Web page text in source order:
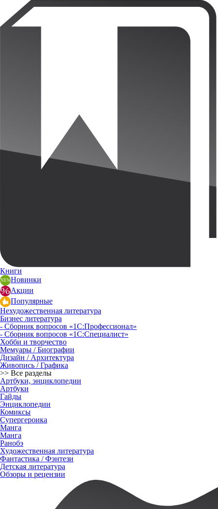
Книги
Новинки
Акции
Популярные
Нехудожественная литература
Бизнес литература
- Сборник вопросов «1С:Профессионал»
- Сборник вопросов «1С:Специалист»
Хобби и творчество
Мемуары / Биографии
Дизайн / Архитектура
Живопись / Графика
>> Все разделы
Артбуки, энциклопедии
Артбуки
Гайды
Энциклопедии
Комиксы
Супергероика
Манга
Манга
Ранобэ
Художественная литература
Фантастика / Фэнтези
Детская литература
Обзоры и рецензии